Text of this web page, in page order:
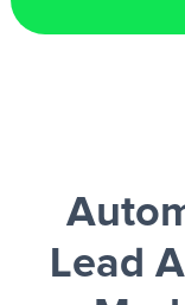
Lead